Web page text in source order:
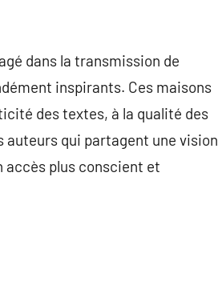
dans la transmission de
inspirants. Ces maisons
des textes, à la qualité des
auteurs qui partagent une vision
plus conscient et